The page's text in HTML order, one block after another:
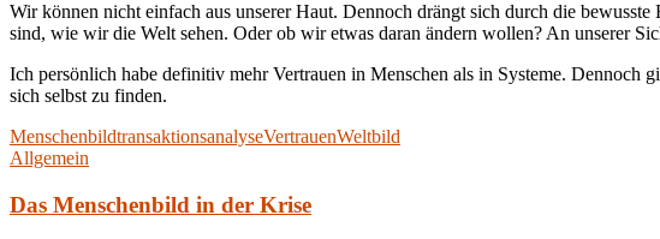
Wir können nicht einfach aus unserer Haut. Dennoch drängt sich durch die
sind, wie wir die Welt sehen. Oder ob wir etwas daran ändern wollen? An unserer
Ich persönlich habe definitiv mehr Vertrauen in Menschen als in Systeme. Dennoch
sich selbst zu finden.
MenschenbildtransaktionsanalyseVertrauenWeltbild
Allgemein
Das Menschenbild in der Krise